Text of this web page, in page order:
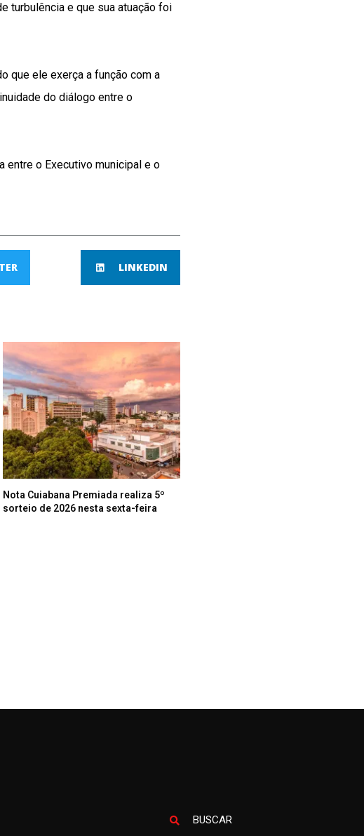
turbulência e que sua atuação foi
que ele exerça a função com a
do diálogo entre o
entre o Executivo municipal e o
LINKEDIN
Nota Cuiabana Premiada realiza 5º
sorteio de 2026 nesta sexta-feira
BUSCAR